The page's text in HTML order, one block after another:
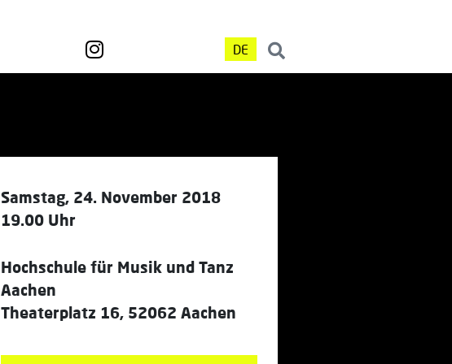
DE
Samstag, 24. November 2018
19.00 Uhr
Hochschule für Musik und Tanz
Aachen
Theaterplatz 16, 52062 Aachen